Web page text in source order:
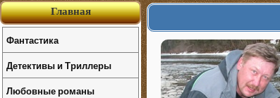
Главная
Фантастика
Детективы и Триллеры
Любовные романы